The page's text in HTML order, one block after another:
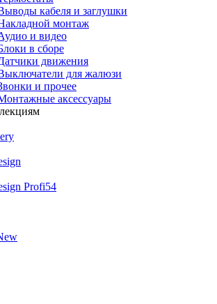
кабеля и заглушки
монтаж
и видео
в сборе
движения
для жалюзи
и прочее
аксессуары
Profi54